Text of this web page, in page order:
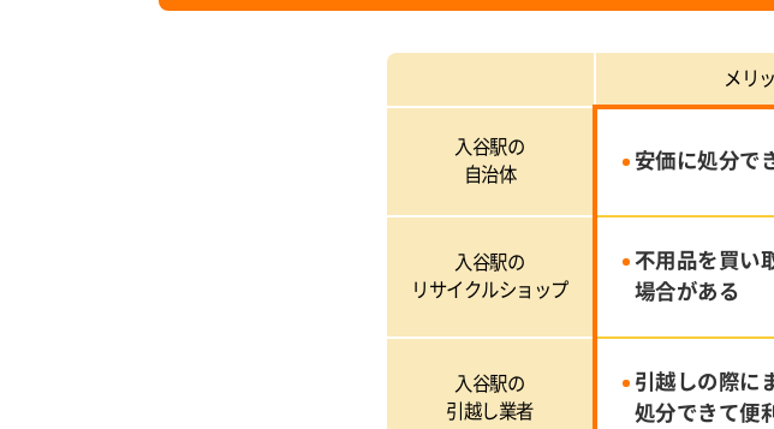
メリ
入谷駅の
自治体
安価に処分で
入谷駅の
リサイクルショップ
不用品を買い
場合がある
入谷駅の
引越し業者
引越しの際に
処分できて便